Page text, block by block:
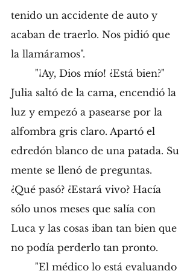
tenido un accidente de auto y
acaban de traerlo. Nos pidió que
la llamáramos".
Julia saltó de la cama, encendió la
luz y empezó a pasearse por la
alfombra gris claro. Apartó el
edredón blanco de una patada. Su
mente se llenó de preguntas.
¿Qué pasó? ¿Estará vivo? Hacía
sólo unos meses que salía con
Luca y las cosas iban tan bien que
no podía perderlo tan pronto.